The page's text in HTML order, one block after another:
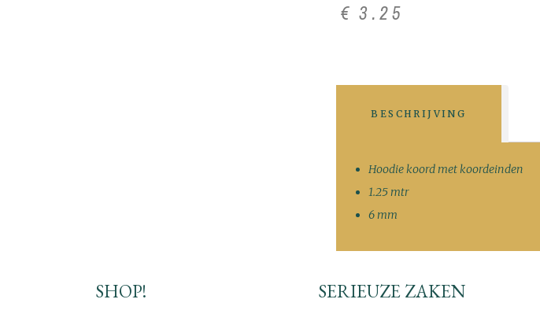
€ 3 .25
BESCHRIJVING
Hoodie koord met koordeinden
1.25 mtr
6 mm
SHOP! SERIEUZE ZAKEN